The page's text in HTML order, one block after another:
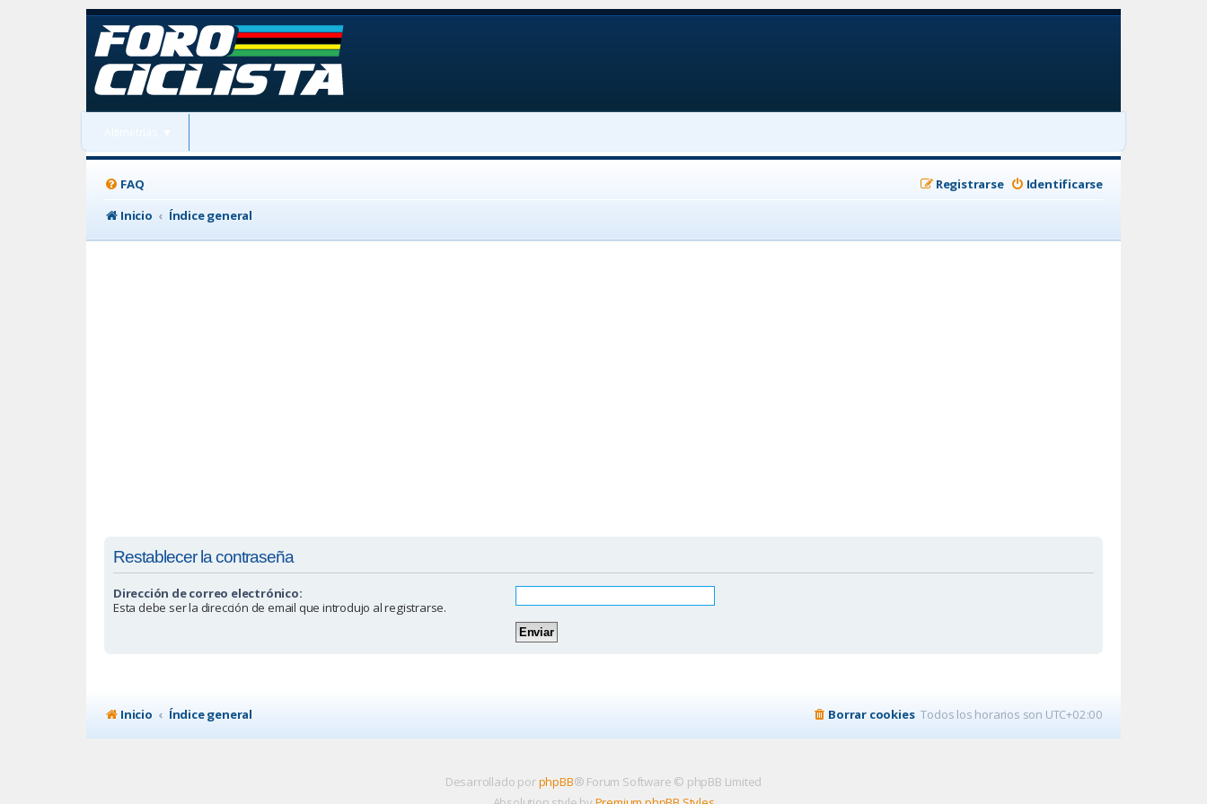
FAQ Identificarse
Registrarse
Inicio
Índice general
Restablecer la contraseña
Dirección de correo electrónico:
Esta debe ser la dirección de email que introdujo al registrarse.
Inicio Índice general Todos los horarios son UTC+02:00
Borrar cookies
Desarrollado porphpBB® Forum Software © phpBB Limited